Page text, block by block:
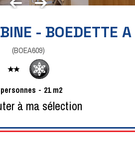
- BOEDETTE A
(BOEA609)
personnes 21 m2
à ma sélection